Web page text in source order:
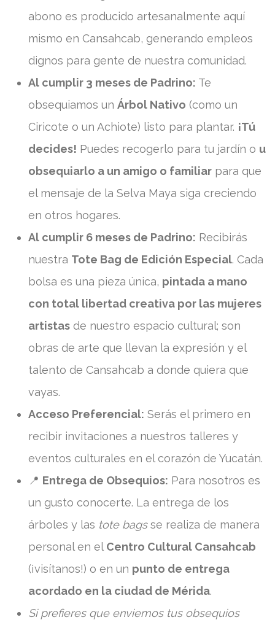
abono es producido artesanalmente aquí
mismo en Cansahcab, generando empleos
dignos para gente de nuestra comunidad.
Al cumplir 3 meses de Padrino: Te
obsequiamos un Árbol Nativo (como un
Ciricote o un Achiote) listo para plantar. ¡Tú
decides! Puedes recogerlo para tu jardín o u
obsequiarlo a un amigo o familiar para que
el mensaje de la Selva Maya siga creciendo
en otros hogares.
Al cumplir 6 meses de Padrino: Recibirás
nuestra Tote Bag de Edición Especial. Cada
bolsa es una pieza única, pintada a mano
con total libertad creativa por las mujeres
artistas de nuestro espacio cultural; son
obras de arte que llevan la expresión y el
talento de Cansahcab a donde quiera que
vayas.
Acceso Preferencial: Serás el primero en
recibir invitaciones a nuestros talleres y
eventos culturales en el corazón de Yucatán.
📍 Entrega de Obsequios: Para nosotros es
un gusto conocerte. La entrega de los
árboles y las tote bagsse realiza de manera
personal en el Centro Cultural Cansahcab
(¡visítanos!) o en un punto de entrega
acordado en la ciudad de Mérida.
Si prefieres que enviemos tus obsequios